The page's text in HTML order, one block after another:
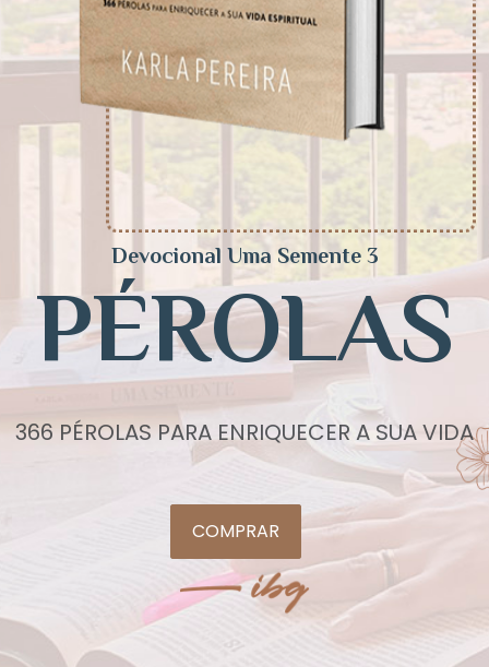
Devocional Uma Semente 3
PÉROLAS
366 PÉROLAS PARA ENRIQUECER A SUA VIDA
COMPRAR